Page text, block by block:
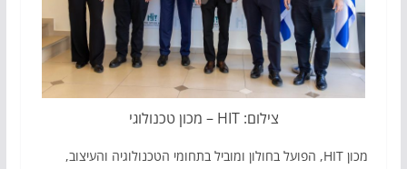
צילום: HIT – מכון טכנולוגי
מכון HIT, הפועל בחולון ומוביל בתחומי הטכנולוגיה והעיצוב,